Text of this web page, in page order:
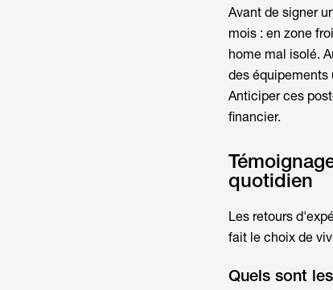
Avant de signer
mois : en zone
home mal isolé.
des équipements
Anticiper ces
financier.
quotidien
Les retours
fait le choix de
Quels sont